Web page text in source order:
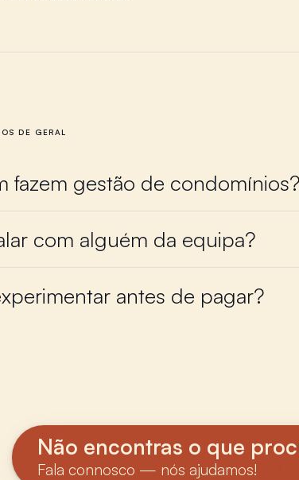
DE GERAL
fazem gestão de condomínios?
com alguém da equipa?
antes de pagar?
Não encontras o que
Fala connosco — nós ajudamos!